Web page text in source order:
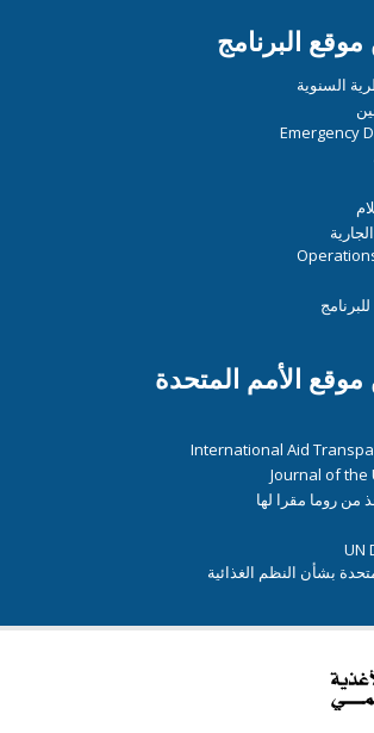
البرنامج
السنوية
Emergency
الأمم المتحدة
International Aid
Journal of the
من روما مقرا لها
UN
بشأن النظم الغذائية